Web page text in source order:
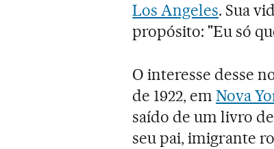
Los Angeles. Sua
propósito: "Eu só
O interesse desse
de 1922, emNova
saído de um livro
seu pai, imigrante